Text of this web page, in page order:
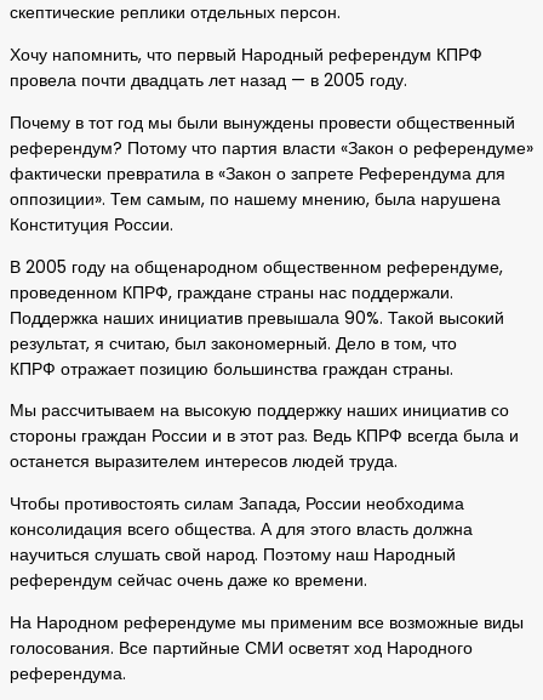
скептические реплики отдельных персон.
Хочу напомнить, что первый Народный референдум КПРФ
провела почти двадцать лет назад — в 2005 году.
Почему в тот год мы были вынуждены провести общественный
референдум? Потому что партия власти «Закон о референдуме»
фактически превратила в «Закон о запрете Референдума для
оппозиции». Тем самым, по нашему мнению, была нарушена
Конституция России.
В 2005 году на общенародном общественном референдуме,
проведенном КПРФ, граждане страны нас поддержали.
Поддержка наших инициатив превышала 90%. Такой высокий
результат, я считаю, был закономерный. Дело в том, что
КПРФ отражает позицию большинства граждан страны.
Мы рассчитываем на высокую поддержку наших инициатив со
стороны граждан России и в этот раз. Ведь КПРФ всегда была и
останется выразителем интересов людей труда.
Чтобы противостоять силам Запада, России необходима
консолидация всего общества. А для этого власть должна
научиться слушать свой народ. Поэтому наш Народный
референдум сейчас очень даже ко времени.
На Народном референдуме мы применим все возможные виды
голосования. Все партийные СМИ осветят ход Народного
референдума.